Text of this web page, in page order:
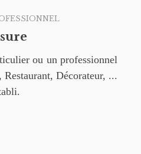
ou un professionnel
Décorateur, ...